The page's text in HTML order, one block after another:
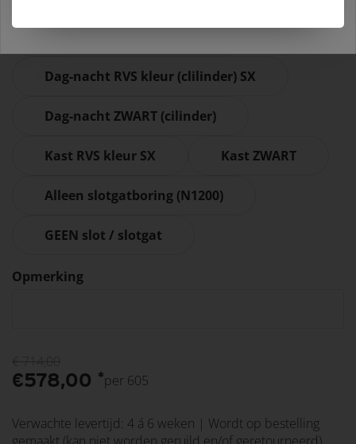
Dag-nacht RVS kleur (clilinder) SX
Dag-nacht ZWART (cilinder)
Kast RVS kleur SX Kast ZWART
Alleen slotgatboring (N1200)
GEEN slot / slotgat
Opmerking
€578,00 *per 605
Verwachte levertijd: 4 á 6 weken | Wordt op bestelling